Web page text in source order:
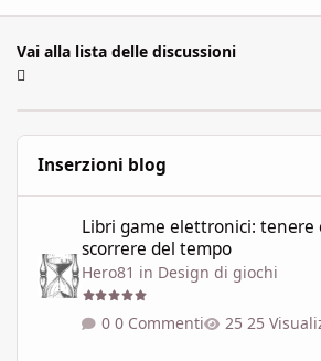
Vai alla lista delle discussioni
Inserzioni blog
Libri game elettronici: tenere
scorrere del tempo
Hero81 in Design di giochi
0 Commenti 25